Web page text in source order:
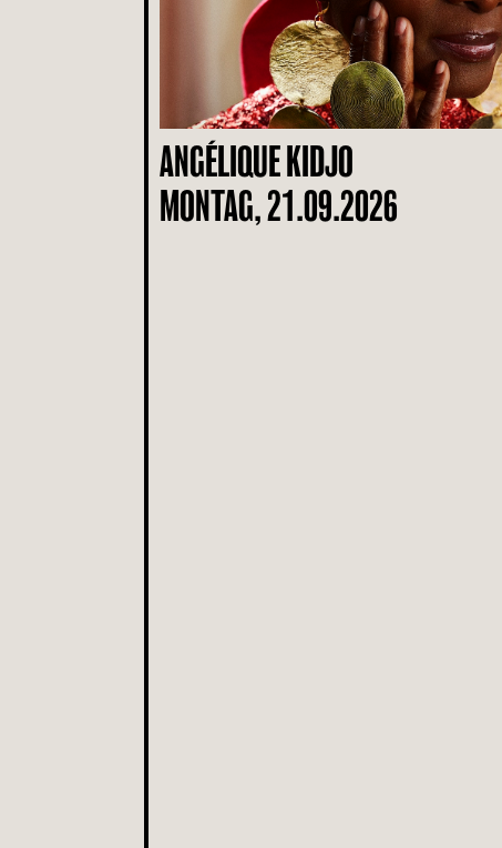
ANGÉLIQUE KIDJO
MONTAG, 21.09.2026